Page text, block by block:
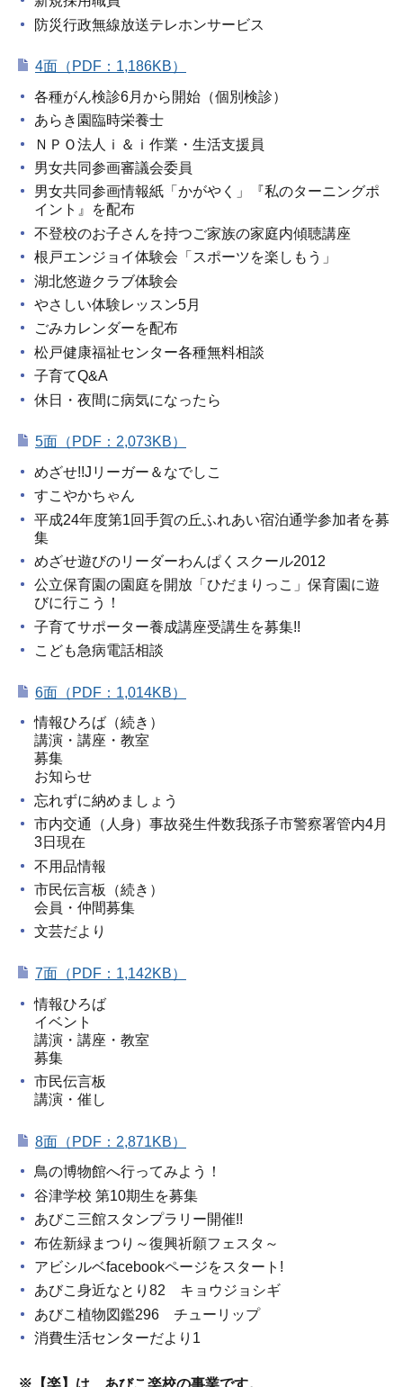
防災行政無線放送テレホンサービス
4面（PDF：1,186KB）
各種がん検診6月から開始（個別検診）
あらき園臨時栄養士
ＮＰＯ法人ｉ＆ｉ作業・生活支援員
男女共同参画審議会委員
男女共同参画情報紙「かがやく」『私のターニングポ
イント』を配布
不登校のお子さんを持つご家族の家庭内傾聴講座
根戸エンジョイ体験会「スポーツを楽しもう」
湖北悠遊クラブ体験会
やさしい体験レッスン5月
ごみカレンダーを配布
松戸健康福祉センター各種無料相談
子育てQ&A
休日・夜間に病気になったら
5面（PDF：2,073KB）
めざせ!!Jリーガー＆なでしこ
すこやかちゃん
平成24年度第1回手賀の丘ふれあい宿泊通学参加者を募
集
めざせ遊びのリーダーわんぱくスクール2012
公立保育園の園庭を開放「ひだまりっこ」保育園に遊
びに行こう！
子育てサポーター養成講座受講生を募集!!
こども急病電話相談
6面（PDF：1,014KB）
情報ひろば（続き）
講演・講座・教室
募集
お知らせ
忘れずに納めましょう
市内交通（人身）事故発生件数我孫子市警察署管内4月
3日現在
不用品情報
市民伝言板（続き）
会員・仲間募集
文芸だより
7面（PDF：1,142KB）
情報ひろば
イベント
講演・講座・教室
募集
市民伝言板
講演・催し
8面（PDF：2,871KB）
鳥の博物館へ行ってみよう！
谷津学校 第10期生を募集
あびこ三館スタンプラリー開催!!
布佐新緑まつり～復興祈願フェスタ～
アビシルベfacebookページをスタート!
あびこ身近なとり82 キョウジョシギ
あびこ植物図鑑296 チューリップ
消費生活センターだより1
※【楽】は、あびこ楽校の事業です。